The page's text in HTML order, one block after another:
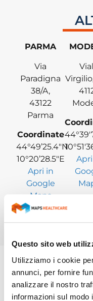
Questo sito web
Utilizziamo i cookie
annunci, per fornire
analizzare il nostro
informazioni sul
PARMA
Via
Paradigna
38/A,
43122
Parma
Coordinate
44°49’25.4″N
10°20’28.5″E
Apri in
Google
Maps
RICHIEDI